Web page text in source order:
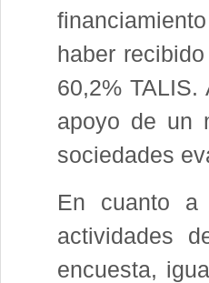
haber
60,2%
apoyo de un
sociedades
En cuanto a
actividades
encuesta,